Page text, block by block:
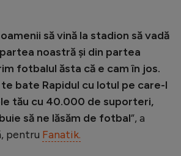
1
să vină la stadion să vadă
noastră și din partea
fotbalul ăsta că e cam în jos.
te bate Rapidul cu lotul pe care-l
tău cu 40.000 de suporteri,
să ne lăsăm de fotbal”, a
pentru Fanatik.